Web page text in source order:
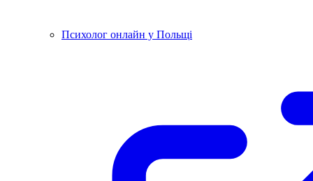
Психолог онлайн у Польщі